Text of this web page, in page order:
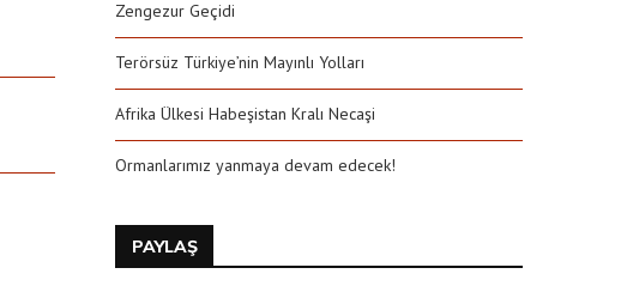
Zengezur Geçidi
Terörsüz Türkiye’nin Mayınlı Yolları
Afrika Ülkesi Habeşistan Kralı Necaşi
Ormanlarımız yanmaya devam edecek!
PAYLAŞ